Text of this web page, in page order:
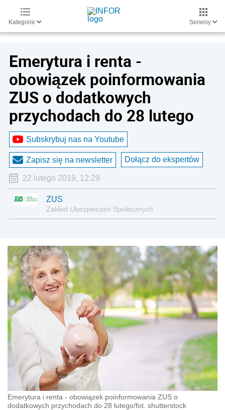
Kategorie Serwisy
Emerytura i renta -
obowiązek poinformowania
ZUS o dodatkowych
przychodach do 28 lutego
Subskrybuj nas na Youtube
Zapisz się na newsletter Dołącz do ekspertów
22 lutego 2019, 12:29
ZUS
Zakład Ubezpieczeń Społecznych
Emerytura i renta - obowiązek poinformowania ZUS o
dodatkowych przychodach do 28 lutego/fot. shutterstock